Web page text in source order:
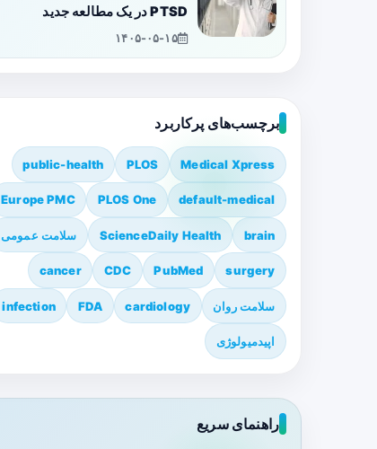
PTSD در یک مطالعه جدید
۱۴۰۵-۰۵-۱۵
برچسب‌های پرکاربرد
Medical Xpress
PLOS
public-health
default-medical
PLOS One
Europe PMC
brain
ScienceDaily Health سلامت عمومی
surgery
PubMed
CDC
cancer
سلامت روان cardiology
FDA
infection
اپیدمیولوژی
راهنمای سریع